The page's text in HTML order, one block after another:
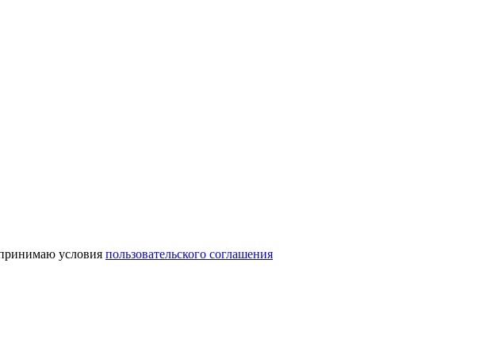
условия пользовательского соглашения